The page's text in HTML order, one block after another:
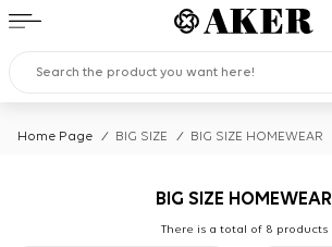
Home Page / BIG SIZE / BIG SIZE HOMEWEAR
BIG SIZE HOMEWEAR
There is a total of 8 products